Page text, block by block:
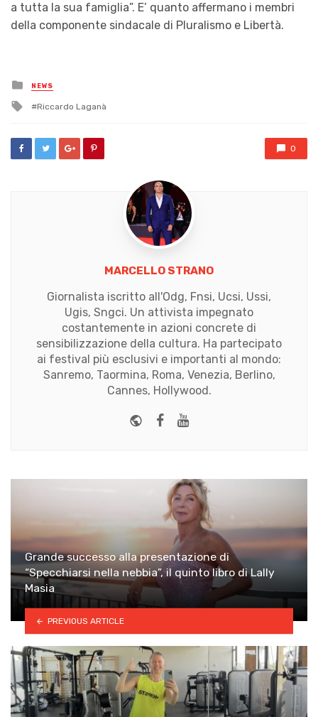
a tutta la sua famiglia”. E’ quanto affermano i membri
della componente sindacale di Pluralismo e Libertà.
Posted
in
NEWS
Tagged
Riccardo Laganà
0
MARCELLO STRANO
Giornalista iscritto all'Odg, Fnsi, Ucsi, Ussi,
Ugis, Sngci. Un attivista impegnato
costantemente in azioni concrete di
sensibilizzazione della cultura. Ha partecipato
ai festival più esclusivi e importanti al mondo:
Sanremo, Taormina, Roma, Venezia, Berlino,
Cannes, Hollywood.
Website
Facebook
Youtube
Grande successo alla presentazione di
“Specchiarsi nella nebbia”, il quinto libro di Lally
Masia
PREVIOUS ARTICLE